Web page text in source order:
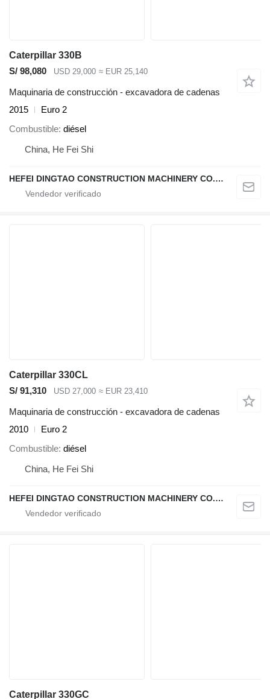
Caterpillar 330B
S/ 98,080
USD 29,000 ≈ EUR 25,140
Maquinaria de construcción - excavadora de cadenas
2015
Euro 2
Combustible diésel
China, He Fei Shi
HEFEI DINGTAO CONSTRUCTION MACHINERY CO., LIMITED
Caterpillar 330CL
S/ 91,310
USD 27,000 ≈ EUR 23,410
Maquinaria de construcción - excavadora de cadenas
2010
Euro 2
Combustible diésel
China, He Fei Shi
HEFEI DINGTAO CONSTRUCTION MACHINERY CO., LIMITED
Caterpillar 330GC